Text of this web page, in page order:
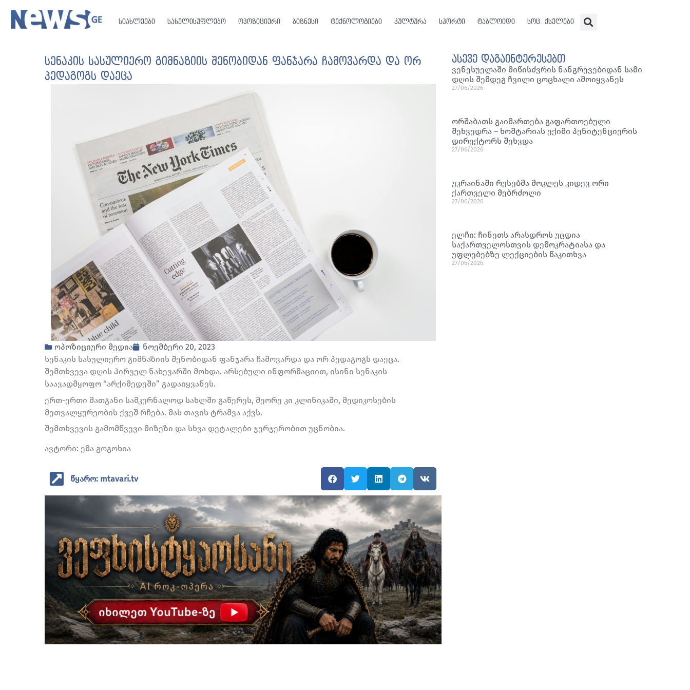
სიახლეები სახელისუფლებო ოპოზიციური ბიზნესი ტექნოლოგიები კულტურა სპორტი ტაბლოიდი სოც. ქსელები
სენაკის სასულიერო გიმნაზიის შენობიდან ფანჯარა ჩამოვარდა და ორ
პედაგოგს დაეცა
ოპოზიციური მედია
ნოემბერი 20, 2023
სენაკის სასულიერო გიმნაზიის შენობიდან ფანჯარა ჩამოვარდა და ორ პედაგოგს დაეცა.
შემთხვევა დღის პირველ ნახევარში მოხდა. არსებული ინფორმაციით, ისინი სენაკის
საავადმყოფო “არქიმედეში” გადაიყვანეს.
ერთ-ერთი მათგანი სამკურნალოდ სახლში გაწერეს, მეორე კი კლინიკაში, მედიკოსების
მეთვალყურეობის ქვეშ რჩება. მას თავის ტრამვა აქვს.
შემთხვევის გამომწვევი მიზეზი და სხვა დეტალები ჯერჯერობით უცნობია.
ავტორი: ემა გოგოხია
წყარო: mtavari.tv
ასევე დაგაინტერესებთ
ვენესუელაში მიწისძვრის ნანგრევებიდან სამი
დღის შემდეგ ჩვილი ცოცხალი ამოიყვანეს
27/06/2026
ორშაბათს გაიმართება გაფართოებული
შეხვედრა – ხოშტარიას ექიმი პენიტენციურის
დირექტორს შეხვდა
27/06/2026
უკრაინაში რუსებმა მოკლეს კიდევ ორი
ქართველი მებრძოლი
27/06/2026
ელჩი: ჩინეთს არასდროს უცდია
საქართველოსთვის დემოკრატიასა და
უფლებებზე ლექციების წაკითხვა
27/06/2026